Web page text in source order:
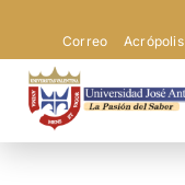
contenido
Correo Acrópolis